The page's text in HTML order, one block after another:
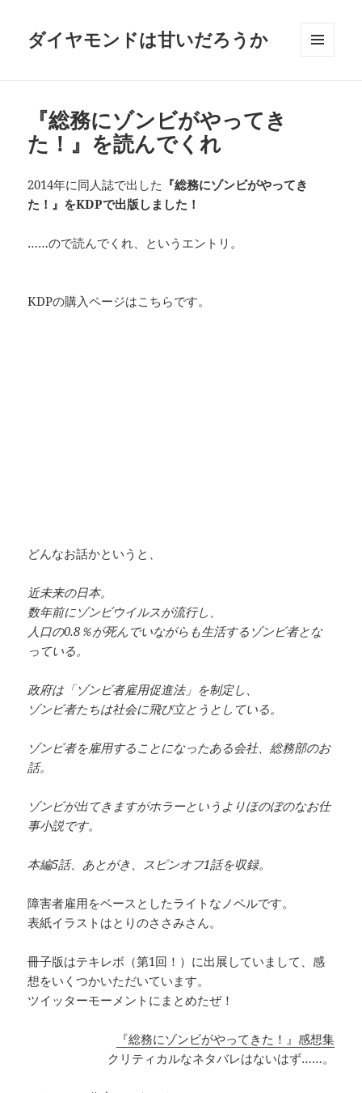
ダイヤモンドは甘いだろうか
『総務にゾンビがやってき
た！』を読んでくれ
2014年に同人誌で出した 『総務にゾンビがやってき
た！』をKDPで出版しました！
……ので読んでくれ、というエントリ。
KDPの購入ページはこちらです。
どんなお話かというと、
近未来の日本。
数年前にゾンビウイルスが流行し、
人口の0.8％が死んでいながらも生活するゾンビ者とな
っている。
政府は「ゾンビ者雇用促進法」を制定し、
ゾンビ者たちは社会に飛び立とうとしている。
ゾンビ者を雇用することになったある会社、総務部のお
話。
ゾンビが出てきますがホラーというよりほのぼのなお仕
事小説です。
本編5話、あとがき、スピンオフ1話を収録。
障害者雇用をベースとしたライトなノベルです。
表紙イラストはとりのささみさん。
冊子版はテキレボ（第1回！）に出展していまして、感
想をいくつかいただいています。
ツイッターモーメントにまとめたぜ！
『総務にゾンビがやってきた！』感想集
クリティカルなネタバレはないはず……。